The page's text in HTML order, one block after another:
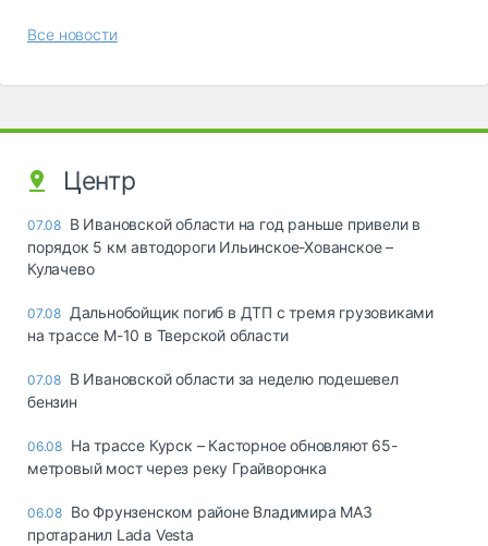
Все новости
Центр
07.08 В Ивановской области на год раньше привели в
порядок 5 км автодороги Ильинское-Хованское –
Кулачево
07.08 Дальнобойщик погиб в ДТП с тремя грузовиками
на трассе М-10 в Тверской области
07.08 В Ивановской области за неделю подешевел
бензин
06.08 На трассе Курск – Касторное обновляют 65-
метровый мост через реку Грайворонка
06.08 Во Фрунзенском районе Владимира МАЗ
протаранил Lada Vesta